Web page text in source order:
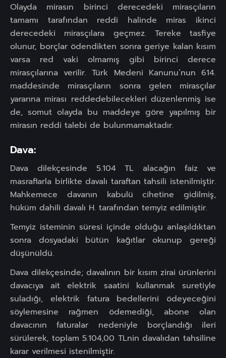
Olayda mirasın birinci derecedeki mirasçıların
tamamı tarafından reddi halinde miras ikinci
derecedeki mirasçılara geçmez. Tereke tasfiye
olunur, borçlar ödendikten sonra geriye kalan kısım
varsa red vaki olmamış gibi birinci derece
mirasçılarına verilir. Türk Medeni Kanunu’nun 614.
maddesinde mirasçıların sonra gelen mirasçılar
yararına mirası reddedebilecekleri düzenlenmiş ise
de, somut olayda bu maddeye göre yapılmış bir
mirasın reddi talebi de bulunmamaktadır.
Dava:
Dava dilekçesinde 5.104 TL alacağın faiz ve
masraflarla birlikte davalı taraftan tahsili istenilmiştir.
Mahkemece davanın kabulü cihetine gidilmiş,
hüküm dahili davalı H. tarafından temyiz edilmiştir.
Temyiz isteminin süresi içinde olduğu anlaşıldıktan
sonra dosyadaki bütün kağıtlar okunup gereği
düşünüldü.
Dava dilekçesinde; davalının bir kısım zirai ürünlerini
davacıya ait elektrik saatini kullanmak suretiyle
suladığı, elektrik fatura bedellerini ödeyeceğini
söylemesine rağmen ödemediği, abone olan
davacının faturalar nedeniyle borçlandığı ileri
sürülerek, toplam 5.104,00 TLnin davalıdan tahsiline
karar verilmesi istenilmiştir.